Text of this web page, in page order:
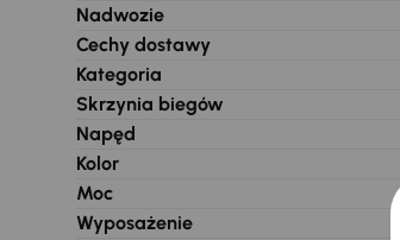
Nadwozie
Cechy dostawy
Kategoria
Skrzynia biegów
Napęd
Kolor
Moc
Wyposażenie